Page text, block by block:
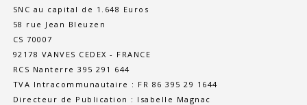
SNC au capital de 1.648 Euros
58 rue Jean Bleuzen
CS 70007
92178 VANVES CEDEX - FRANCE
RCS Nanterre 395 291 644
TVA Intracommunautaire : FR 86 395 29 1644
Directeur de Publication : Isabelle Magnac